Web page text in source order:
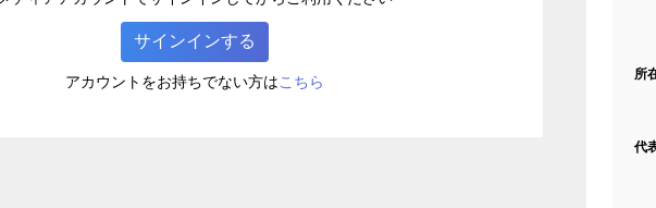
サインインする
アカウントをお持ちでない方はこちら 所
代